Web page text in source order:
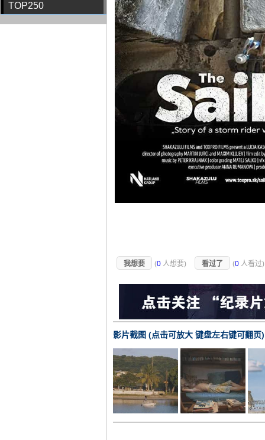
TOP250
我想要 (0 人想要) 看过了 (0 人看过
影片截图 (点击可放大 键盘左右键可翻页)